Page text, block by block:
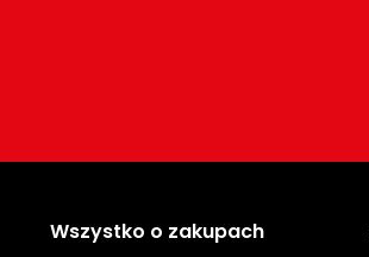
Wszystko o zakupach